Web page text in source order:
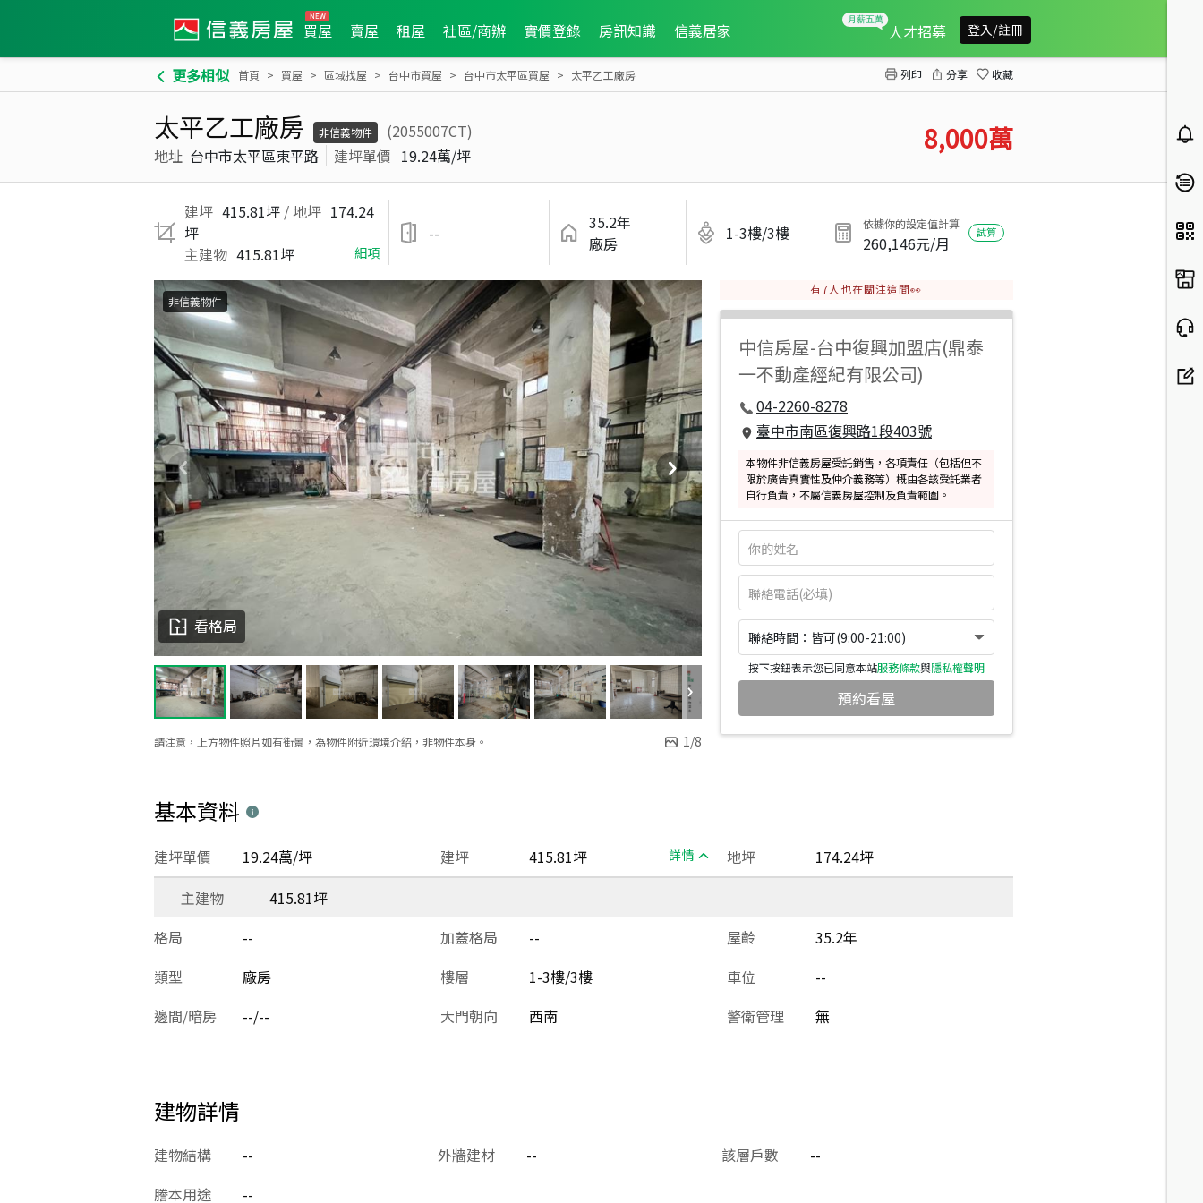
買屋 賣屋 租屋 社區/商辦 實價登錄 房訊知識 信義居家 人才招募 登入/註冊
更多相似 首頁 買屋 區域找屋 台中市買屋 台中市太平區買屋 太平乙工廠房 列印 分享 收藏
太平乙工廠房 非信義物件
(2055007CT)
地址 台中市太平區東平路 建坪單價 19.24萬/坪 8,000萬
建坪 415.81坪 / 地坪 174.24
坪
主建物 415.81坪 細項
--
35.2年
廠房
1-3樓/3樓 依據你的設定值計算
260,146元/月
試算
請注意，上方物件照片如有街景，為物件附近環境介紹，非物件本身。 1/8
看格局
非信義物件
有7人也在關注這間👀
中信房屋-台中復興加盟店(鼎泰
一不動產經紀有限公司)
04-2260-8278
臺中市南區復興路1段403號
本物件非信義房屋受託銷售，各項責任（包括但不
限於廣告真實性及仲介義務等）概由各該受託業者
自行負責，不屬信義房屋控制及負責範圍。
聯絡時間：皆可(9:00-21:00)
按下按鈕表示您已同意本站服務條款與隱私權聲明
預約看屋
基本資料
建坪 415.81坪 詳情
建坪單價 19.24萬/坪 地坪
174.24坪
主建物
415.81坪
格局
-- 加蓋格局 -- 屋齡
35.2年
類型
廠房 樓層 1-3樓/3樓 車位
--
邊間/暗房
--/-- 大門朝向 西南 警衛管理 無
建物詳情
建物結構 -- 外牆建材 -- 該層戶數
--
謄本用途
--